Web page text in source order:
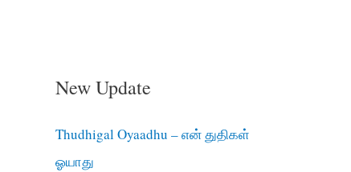
New Update
Thudhigal Oyaadhu – என் துதிகள்
ஓயாது